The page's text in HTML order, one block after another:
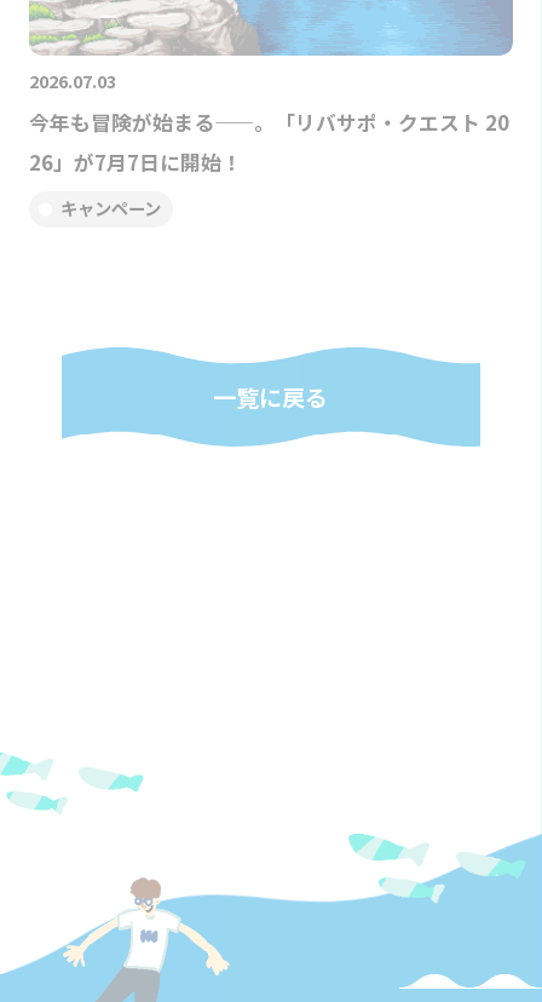
2026.07.03
今年も冒険が始まる——。「リバサポ・クエスト 20
26」が7月7日に開始！
キャンペーン
一覧に戻る